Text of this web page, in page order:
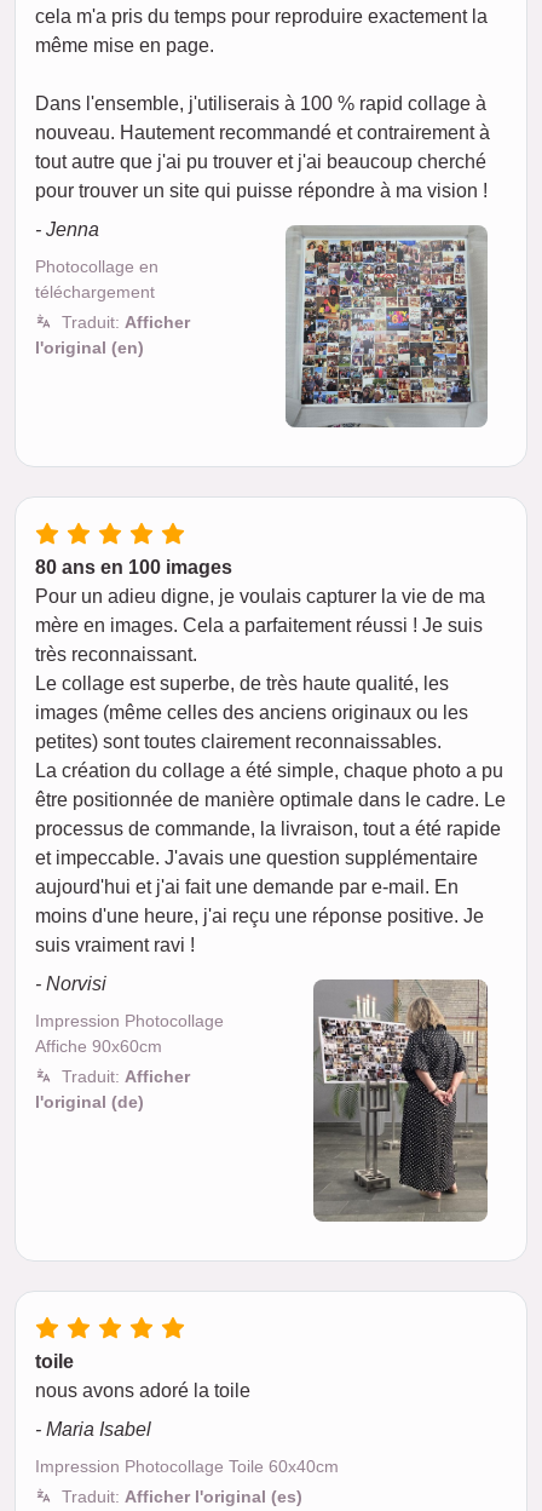
cela m'a pris du temps pour reproduire exactement la
même mise en page.
Dans l'ensemble, j'utiliserais à 100 % rapid collage à
nouveau. Hautement recommandé et contrairement à
tout autre que j'ai pu trouver et j'ai beaucoup cherché
pour trouver un site qui puisse répondre à ma vision !
- Jenna
Photocollage en
téléchargement
Traduit: Afficher
l'original (en)
80 ans en 100 images
Pour un adieu digne, je voulais capturer la vie de ma
mère en images. Cela a parfaitement réussi ! Je suis
très reconnaissant.
Le collage est superbe, de très haute qualité, les
images (même celles des anciens originaux ou les
petites) sont toutes clairement reconnaissables.
La création du collage a été simple, chaque photo a pu
être positionnée de manière optimale dans le cadre. Le
processus de commande, la livraison, tout a été rapide
et impeccable. J'avais une question supplémentaire
aujourd'hui et j'ai fait une demande par e-mail. En
moins d'une heure, j'ai reçu une réponse positive. Je
suis vraiment ravi !
- Norvisi
Impression Photocollage
Affiche 90x60cm
Traduit: Afficher
l'original (de)
toile
nous avons adoré la toile
- Maria Isabel
Impression Photocollage Toile 60x40cm
Traduit: Afficher l'original (es)